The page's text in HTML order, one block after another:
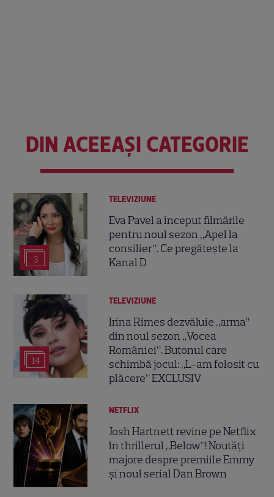
DIN ACEEAȘI CATEGORIE
3
TELEVIZIUNE
Eva Pavel a început filmările
pentru noul sezon „Apel la
consilier”. Ce pregătește la
Kanal D
14
TELEVIZIUNE
Irina Rimes dezvăluie „arma”
din noul sezon „Vocea
României”. Butonul care
schimbă jocul: „L-am folosit cu
plăcere” EXCLUSIV
NETFLIX
Josh Hartnett revine pe Netflix
în thrillerul „Below”! Noutăți
majore despre premiile Emmy
și noul serial Dan Brown